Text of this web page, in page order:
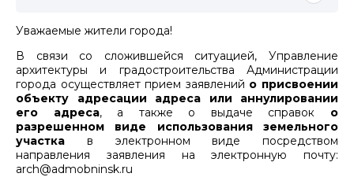
Уважаемые жители города!
В связи со сложившейся ситуацией, Управление
архитектуры и градостроительства Администрации
города осуществляет прием заявлений о присвоении
объекту адресации адреса или аннулировании
его адреса, а также о выдаче справок о
разрешенном виде использования земельного
участка в электронном виде посредством
направления заявления на электронную почту:
arch@admobninsk.ru